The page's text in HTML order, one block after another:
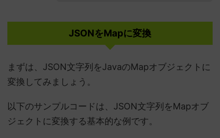
JSONをMapに変換
まずは、JSON文字列をJavaのMapオブジェクトに
変換してみましょう。
以下のサンプルコードは、JSON文字列をMapオブ
ジェクトに変換する基本的な例です。